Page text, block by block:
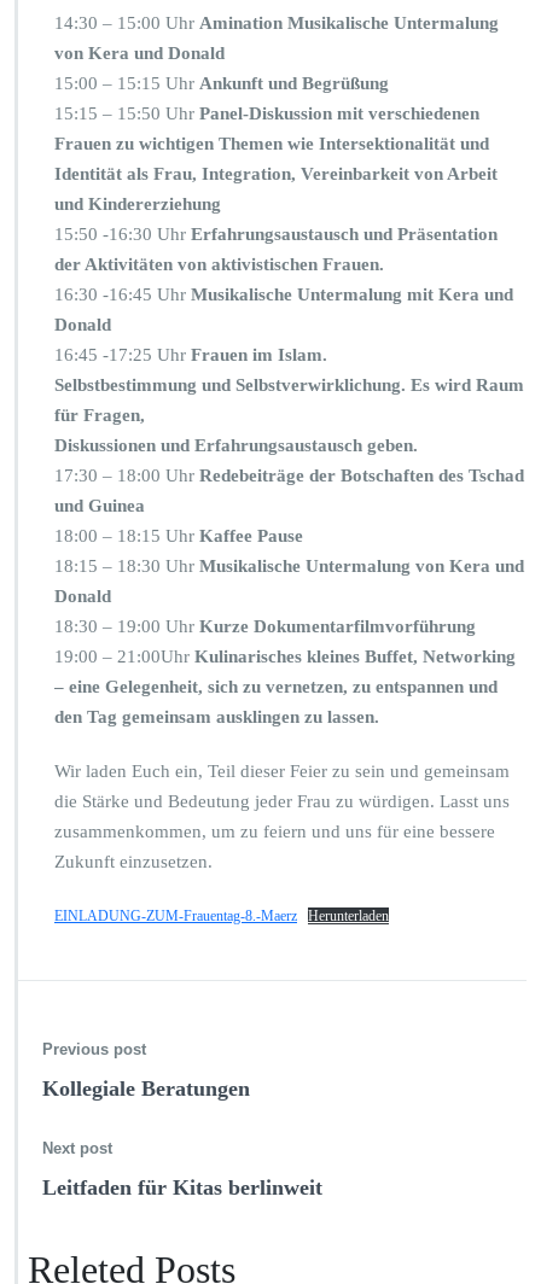
14:30 – 15:00 Uhr Amination Musikalische Untermalung
von Kera und Donald
15:00 – 15:15 Uhr Ankunft und Begrüßung
15:15 – 15:50 Uhr Panel-Diskussion mit verschiedenen
Frauen zu wichtigen Themen wie Intersektionalität und
Identität als Frau, Integration, Vereinbarkeit von Arbeit
und Kindererziehung
15:50 -16:30 Uhr Erfahrungsaustausch und Präsentation
der Aktivitäten von aktivistischen Frauen.
16:30 -16:45 Uhr Musikalische Untermalung mit Kera und
Donald
16:45 -17:25 Uhr Frauen im Islam.
Selbstbestimmung und Selbstverwirklichung. Es wird Raum
für Fragen,
Diskussionen und Erfahrungsaustausch geben.
17:30 – 18:00 Uhr Redebeiträge der Botschaften des Tschad
und Guinea
18:00 – 18:15 Uhr Kaffee Pause
18:15 – 18:30 Uhr Musikalische Untermalung von Kera und
Donald
18:30 – 19:00 Uhr Kurze Dokumentarfilmvorführung
19:00 – 21:00Uhr Kulinarisches kleines Buffet, Networking
– eine Gelegenheit, sich zu vernetzen, zu entspannen und
den Tag gemeinsam ausklingen zu lassen.
Wir laden Euch ein, Teil dieser Feier zu sein und gemeinsam
die Stärke und Bedeutung jeder Frau zu würdigen. Lasst uns
zusammenkommen, um zu feiern und uns für eine bessere
Zukunft einzusetzen.
EINLADUNG-ZUM-Frauentag-8.-Maerz Herunterladen
Previous post
Kollegiale Beratungen
Next post
Leitfaden für Kitas berlinweit
Releted Posts